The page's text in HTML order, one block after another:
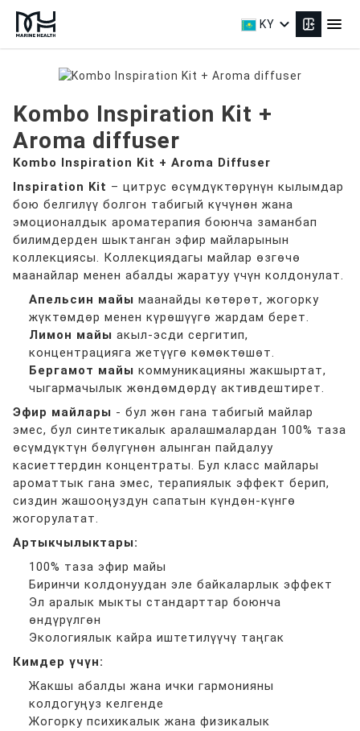
KY expand_more menu
Kombo Inspiration Kit +
Aroma diffuser
Kombo Inspiration Kit + Aroma Diffuser
Inspiration Kit – цитрус өсүмдүктөрүнүн кылымдар
бою белгилүү болгон табигый күчүнөн жана
эмоционалдык ароматерапия боюнча заманбап
билимдерден шыктанган эфир майларынын
коллекциясы. Коллекциядагы майлар өзгөчө
маанайлар менен абалды жаратуу үчүн колдонулат.
Апельсин майы маанайды көтөрөт, жогорку
жүктөмдөр менен күрөшүүгө жардам берет.
Лимон майы акыл-эсди сергитип,
концентрацияга жетүүгө көмөктөшөт.
Бергамот майы коммуникацияны жакшыртат,
чыгармачылык жөндөмдөрдү активдештирет.
Эфир майлары - бул жөн гана табигый майлар
эмес, бул синтетикалык аралашмалардан 100% таза
өсүмдүктүн бөлүгүнөн алынган пайдалуу
касиеттердин концентраты. Бул класс майлары
ароматтык гана эмес, терапиялык эффект берип,
сиздин жашооңуздун сапатын күндөн-күнгө
жогорулатат.
Артыкчылыктары:
100% таза эфир майы
Биринчи колдонуудан эле байкаларлык эффект
Эл аралык мыкты стандарттар боюнча
өндүрүлгөн
Экологиялык кайра иштетилүүчү таңгак
Кимдер үчүн:
Жакшы абалды жана ички гармонияны
колдогуңуз келгенде
Жогорку психикалык жана физикалык